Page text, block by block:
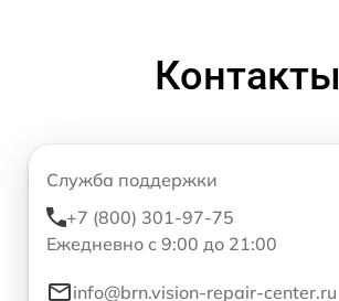
Контакты
Служба поддержки
+7 (800) 301-97-75
Ежедневно с 9:00 до 21:00
info@brn.vision-repair-center.ru